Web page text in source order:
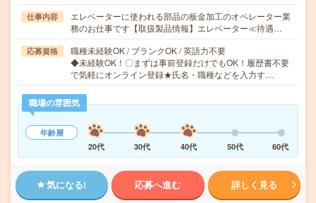
仕事内容
エレベーターに使われる部品の板金加工のオペレーター業
務のお仕事です【取扱製品情報】エレベーター≪待遇…
応募資格
職種未経験OK / ブランクOK / 英語力不要
◆未経験OK！〇まずは事前登録だけでもOK！履歴書不要
で気軽にオンライン登録★氏名・職種などを入力す…
職場の雰囲気
年齢層
20代
30代 40代 50代 60代
気になる! 応募へ進む 詳しく見る